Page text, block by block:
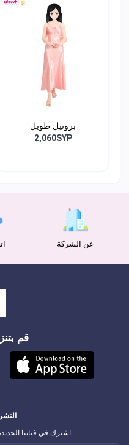
بروتيل طويل
2,060SYP
عن الشركة
قم
اشترك في قناتنا